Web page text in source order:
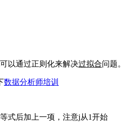
以通过正则化来解决过拟合问题。
数据分析师培训
式后加上一项，注意j从1开始